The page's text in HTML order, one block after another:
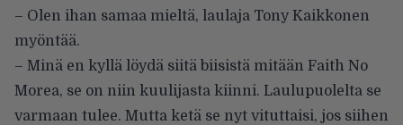
– Olen ihan samaa mieltä, laulaja Tony Kaikkonen
myöntää.
– Minä en kyllä löydä siitä biisistä mitään Faith No
Morea, se on niin kuulijasta kiinni. Laulupuolelta se
varmaan tulee. Mutta ketä se nyt vituttaisi, jos siihen